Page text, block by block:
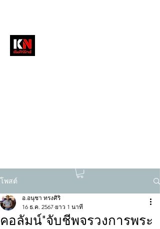
โพสต์
คอลัมน์"จับชีพจรวงการพระ
อ.อนุชา ทรงศิริ
16 ธ.ค. 2567 ยาว 1 นาที